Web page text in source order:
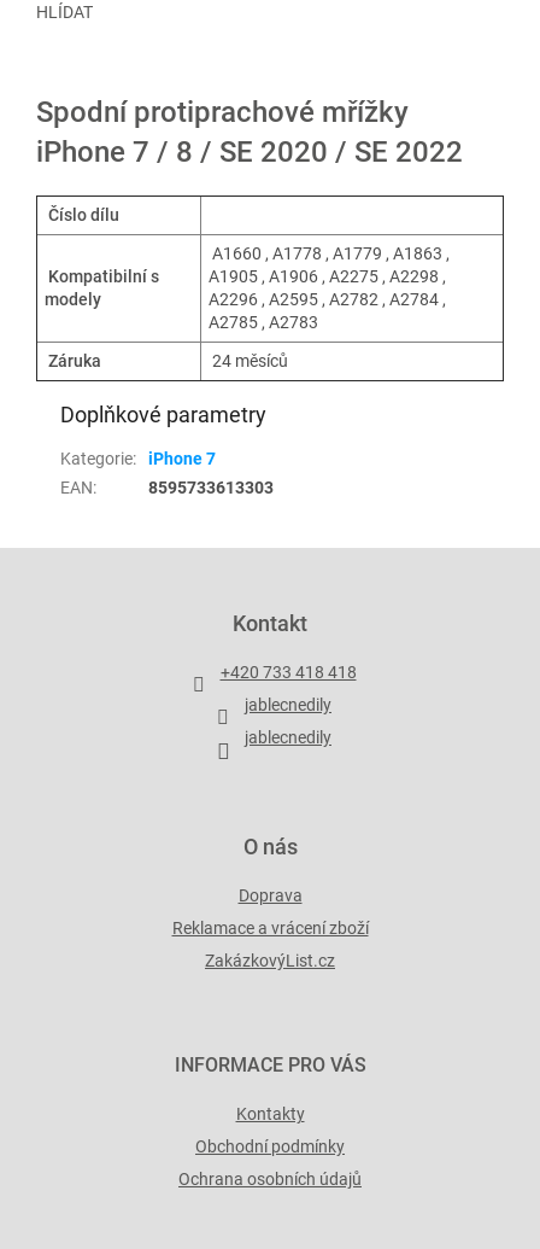
HLÍDAT
Spodní protiprachové mřížky
iPhone 7 / 8 / SE 2020 / SE 2022
Číslo dílu
Kompatibilní s
modely
A1660 , A1778 , A1779 , A1863 ,
A1905 , A1906 , A2275 , A2298 ,
A2296 , A2595 , A2782 , A2784 ,
A2785 , A2783
Záruka
24 měsíců
Doplňkové parametry
Kategorie:
iPhone 7
EAN: 8595733613303
Kontakt
+420 733 418 418
jablecnedily
jablecnedily
O nás
Doprava
Reklamace a vrácení zboží
ZakázkovýList.cz
INFORMACE PRO VÁS
Kontakty
Obchodní podmínky
Ochrana osobních údajů